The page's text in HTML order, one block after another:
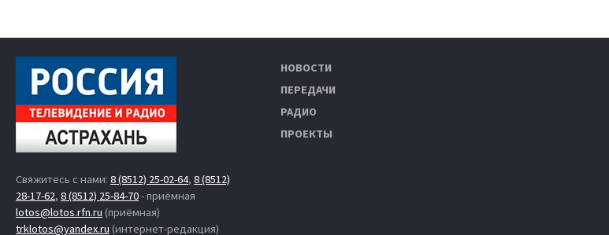
Свяжитесь с нами: 8 (8512) 25-02-64, 8 (8512)
28-17-62, 8 (8512) 25-84-70- приёмная
lotos@lotos.rfn.ru (приёмная)
trklotos@yandex.ru (интернет-редакция)
НОВОСТИ
ПЕРЕДАЧИ
РАДИО
ПРОЕКТЫ